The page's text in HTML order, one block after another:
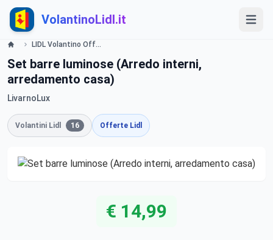
VolantinoLidl.it
LIDL Volantino Offerte e Promozioni - Illuminazione - Offerte valide dal 9 novembre 2015 Lidl
Set barre luminose (Arredo interni,
arredamento casa)
LivarnoLux
Volantini Lidl 16 Offerte Lidl
€ 14,99